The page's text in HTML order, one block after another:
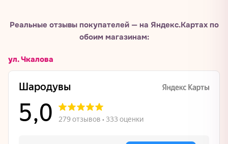
Реальные отзывы покупателей — на Яндекс.Картах по
обоим магазинам:
ул. Чкалова